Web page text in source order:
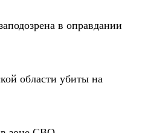
в оправдании
области убиты на